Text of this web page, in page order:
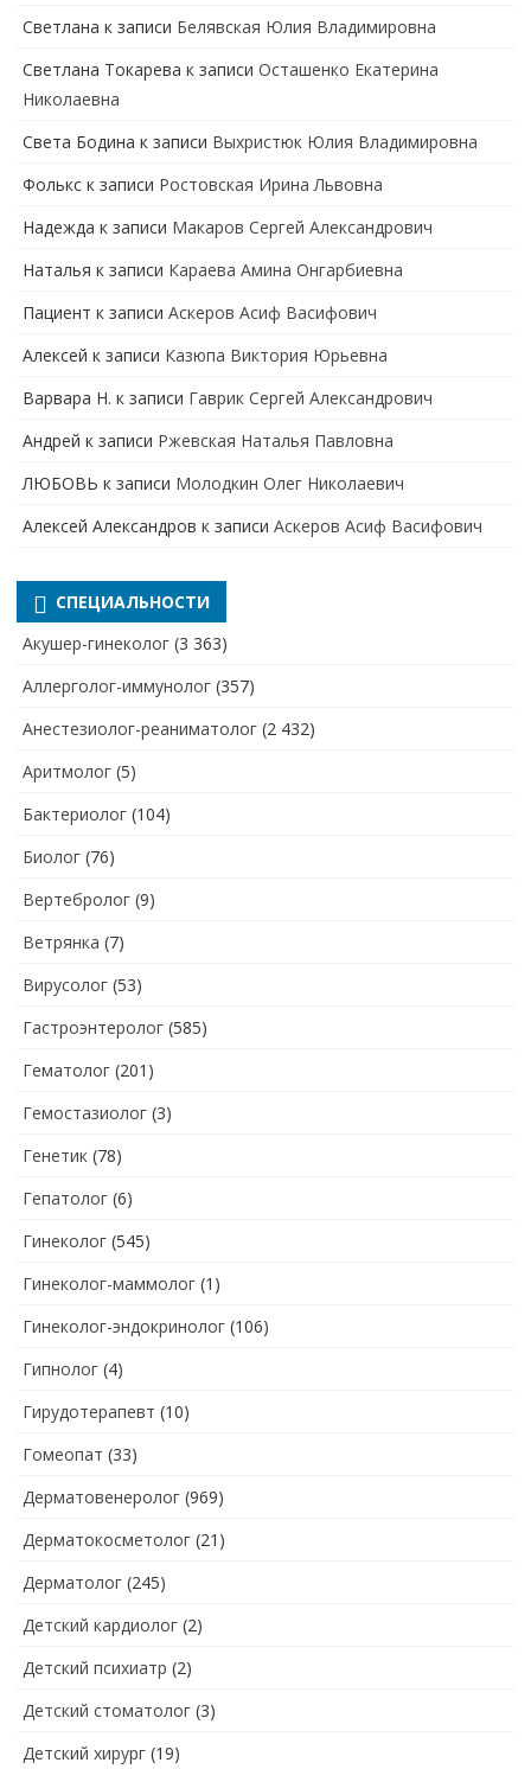
Светлана к записи Белявская Юлия Владимировна
Cветлана Токарева к записи Осташенко Екатерина
Николаевна
Света Бодина к записи Выхристюк Юлия Владимировна
Фолькс к записи Ростовская Ирина Львовна
Надежда к записи Макаров Сергей Александрович
Наталья к записи Караева Амина Онгарбиевна
Пациент к записи Аскеров Асиф Васифович
Алексей к записи Казюпа Виктория Юрьевна
Варвара Н. к записи Гаврик Сергей Александрович
Андрей к записи Ржевская Наталья Павловна
ЛЮБОВЬ к записи Молодкин Олег Николаевич
Алексей Александров к записи Аскеров Асиф Васифович
СПЕЦИАЛЬНОСТИ
Акушер-гинеколог (3 363)
Аллерголог-иммунолог (357)
Анестезиолог-реаниматолог (2 432)
Аритмолог (5)
Бактериолог (104)
Биолог (76)
Вертебролог (9)
Ветрянка (7)
Вирусолог (53)
Гастроэнтеролог (585)
Гематолог (201)
Гемостазиолог (3)
Генетик (78)
Гепатолог (6)
Гинеколог (545)
Гинеколог-маммолог (1)
Гинеколог-эндокринолог (106)
Гипнолог (4)
Гирудотерапевт (10)
Гомеопат (33)
Дерматовенеролог (969)
Дерматокосметолог (21)
Дерматолог (245)
Детский кардиолог (2)
Детский психиатр (2)
Детский стоматолог (3)
Детский хирург (19)